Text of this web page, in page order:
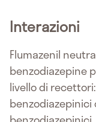
Interazioni
Flumazenil
benzodiazepine
livello di